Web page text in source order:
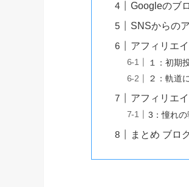
Googleのブ
SNSからの
アフィリエ
１：初期
２：軌道
アフィリエ
3：憧れ
まとめ ブロ